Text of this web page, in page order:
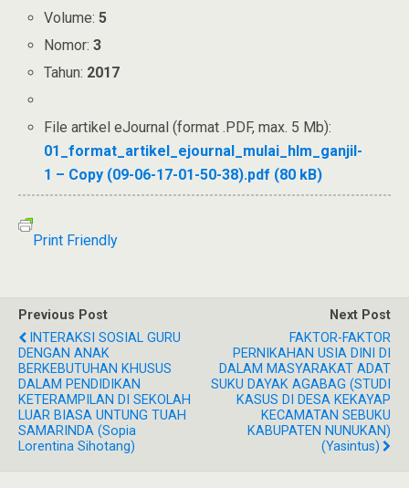
Volume:5
Nomor:3
Tahun: 2017
File artikel eJournal (format .PDF, max. 5 Mb):
01_format_artikel_ejournal_mulai_hlm_ganjil-
1 – Copy (09-06-17-01-50-38).pdf (80 kB)
Print Friendly
Previous Post
INTERAKSI SOSIAL GURU
DENGAN ANAK
BERKEBUTUHAN KHUSUS
DALAM PENDIDIKAN
KETERAMPILAN DI SEKOLAH
LUAR BIASA UNTUNG TUAH
SAMARINDA (Sopia
Lorentina Sihotang)
Next Post
FAKTOR-FAKTOR
PERNIKAHAN USIA DINI DI
DALAM MASYARAKAT ADAT
SUKU DAYAK AGABAG (STUDI
KASUS DI DESA KEKAYAP
KECAMATAN SEBUKU
KABUPATEN NUNUKAN)
(Yasintus)